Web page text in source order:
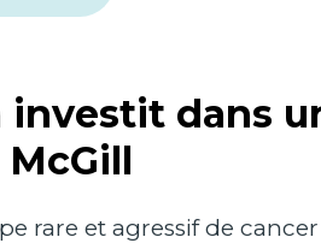
investit dans
McGill
rare et agressif de